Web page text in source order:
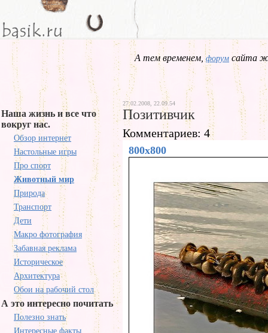
А тем временем,форум сайта
Наша жизнь и все что
вокруг нас.
Обзор интернет
Настольные игры
Про спорт
Животный мир
Природа
Транспорт
Дети
Макро фотография
Забавная реклама
Историческое
Архитектура
Обои на рабочий стол
А это интересно почитать
Полезно знать
Интересные факты
27.02.2008, 22.09.54
Позитивчик
Комментариев: 4
800x800